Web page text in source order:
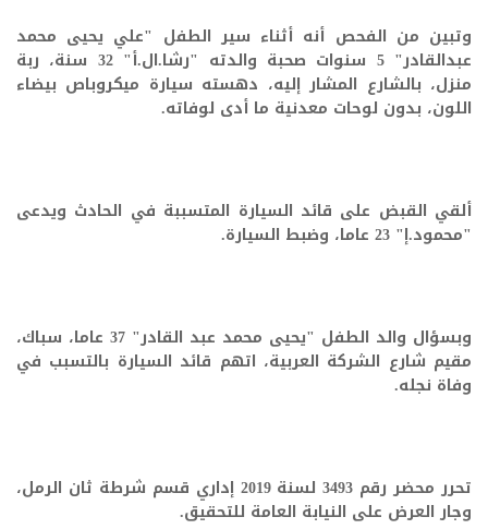
وتبين من الفحص أنه أثناء سير الطفل "علي يحيى محمد
عبدالقادر" 5 سنوات صحبة والدته "رشا.ال.أ" 32 سنة، ربة
منزل، بالشارع المشار إليه، دهسته سيارة ميكروباص بيضاء
اللون، بدون لوحات معدنية ما أدى لوفاته.
ألقي القبض على قائد السيارة المتسببة في الحادث ويدعى
"محمود.إ" 23 عاما، وضبط السيارة.
وبسؤال والد الطفل "يحيى محمد عبد القادر" 37 عاما، سباك،
مقيم شارع الشركة العربية، اتهم قائد السيارة بالتسبب في
وفاة نجله.
تحرر محضر رقم 3493 لسنة 2019 إداري قسم شرطة ثان الرمل،
وجار العرض على النيابة العامة للتحقيق.